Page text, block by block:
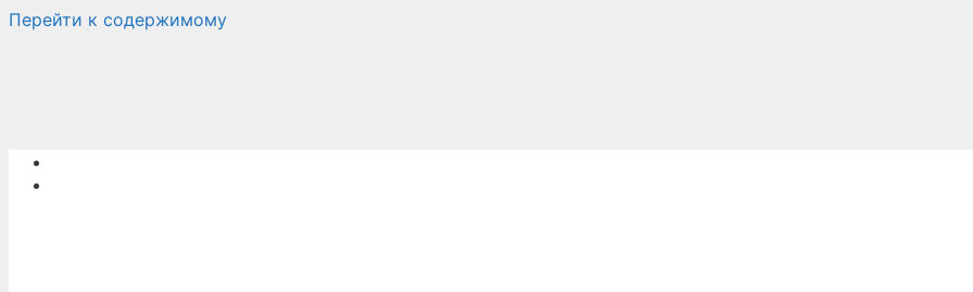
Перейти к содержимому